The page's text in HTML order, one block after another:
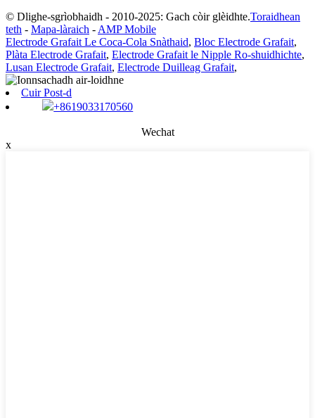
© Dlighe-sgrìobhaidh - 2010-2025: Gach còir glèidhte.Toraidhean
teth - Mapa-làraich - AMP Mobile
Electrode Grafait Le Coca-Cola Snàthaid, Bloc Electrode Grafait,
Plàta Electrode Grafait, Electrode Grafait le Nipple Ro-shuidhichte,
Lusan Electrode Grafait, Electrode Duilleag Grafait,
Cuir Post-d
+8619033170560
Wechat
x